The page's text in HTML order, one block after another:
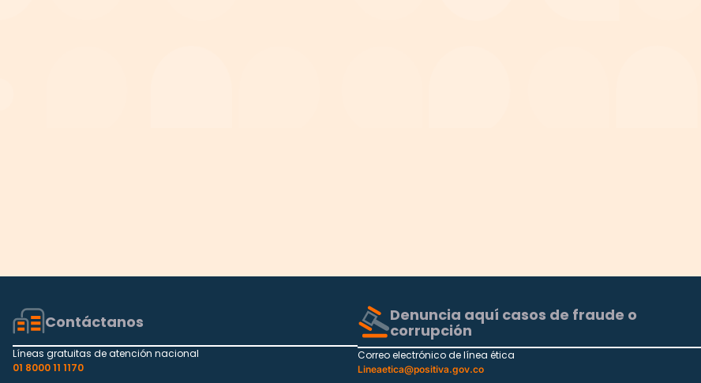
Contáctanos
Líneas gratuitas de atención nacional
01 8000 11 1170
Denuncia aquí casos de fraude o
corrupción
Correo electrónico de línea ética
Lineaetica@positiva.gov.co